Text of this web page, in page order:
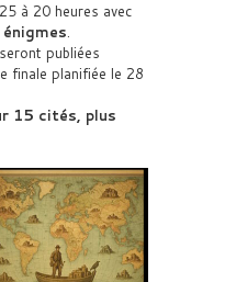
à 20 heures avec
.
publiées
finale planifiée le 28
15 cités, plus